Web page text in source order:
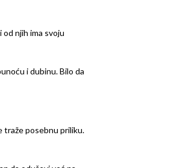
od njih ima svoju
i dubinu. Bilo da
traže posebnu priliku.